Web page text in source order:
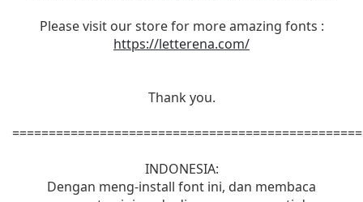
Please visit our store for more amazing fonts :
https://letterena.com/
Thank you.
INDONESIA:
Dengan meng-install font ini, dan membaca